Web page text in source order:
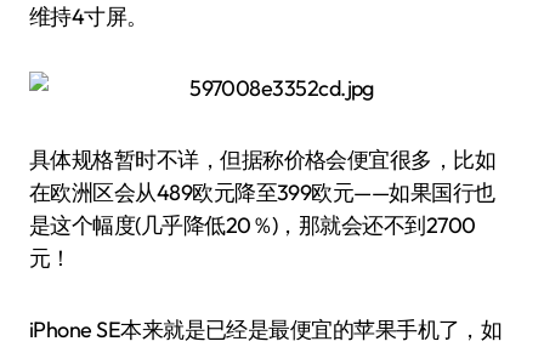
维持4寸屏。
具体规格暂时不详，但据称价格会便宜很多，比如
在欧洲区会从489欧元降至399欧元——如果国行也
是这个幅度(几乎降低20％)，那就会还不到2700
元！
iPhone SE本来就是已经是最便宜的苹果手机了，如